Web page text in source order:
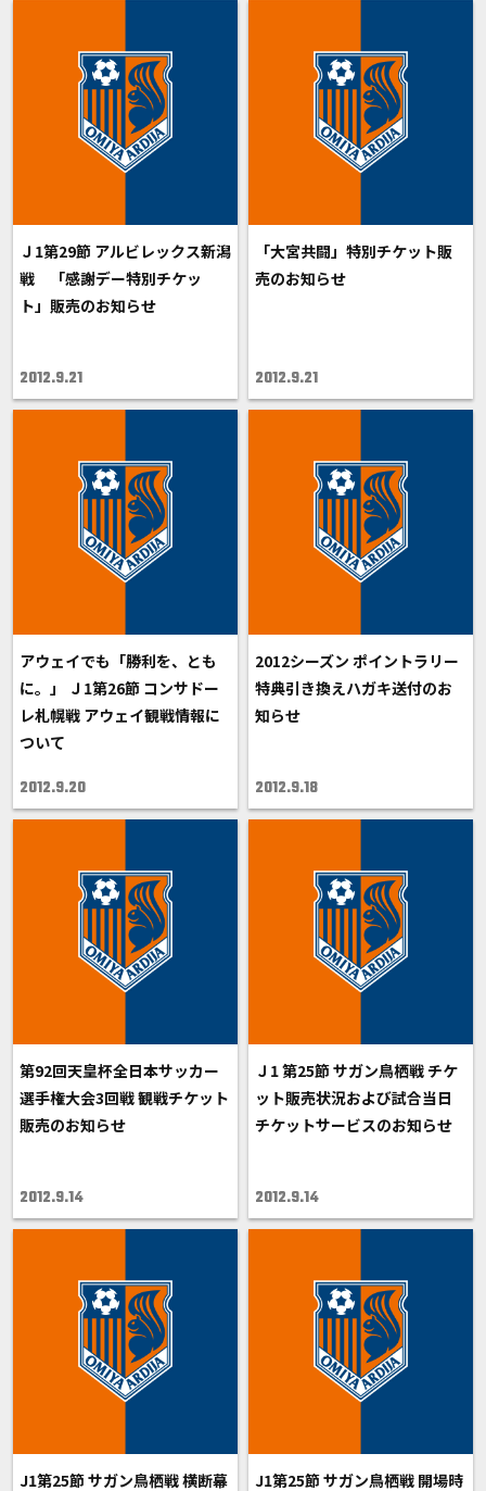
Ｊ1第29節 アルビレックス新潟
戦 「感謝デー特別チケッ
ト」販売のお知らせ
2012.9.21
「大宮共闘」特別チケット販
売のお知らせ
2012.9.21
アウェイでも「勝利を、とも
に。」 Ｊ1第26節 コンサドー
レ札幌戦 アウェイ観戦情報に
ついて
2012.9.20
2012シーズン ポイントラリー
特典引き換えハガキ送付のお
知らせ
2012.9.18
第92回天皇杯全日本サッカー
選手権大会3回戦 観戦チケット
販売のお知らせ
2012.9.14
Ｊ1 第25節 サガン鳥栖戦 チケ
ット販売状況および試合当日
チケットサービスのお知らせ
2012.9.14
J1第25節 サガン鳥栖戦 横断幕 J1第25節 サガン鳥栖戦 開場時